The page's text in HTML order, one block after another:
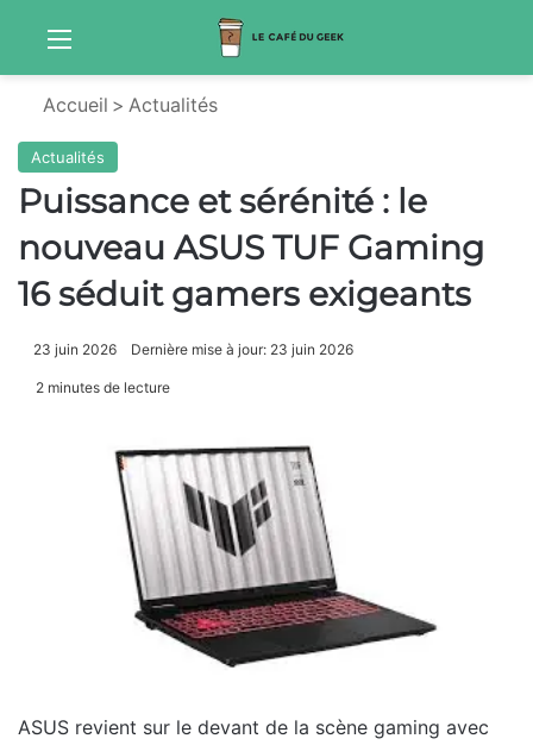
Menu
Accueil > Actualités
Actualités
Puissance et sérénité : le
nouveau ASUS TUF Gaming
16 séduit gamers exigeants
23 juin 2026 Dernière mise à jour: 23 juin 2026
2 minutes de lecture
ASUS revient sur le devant de la scène gaming avec